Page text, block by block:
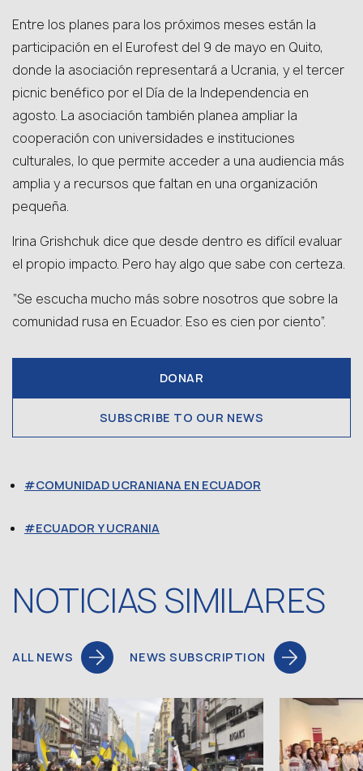
Entre los planes para los próximos meses están la
participación en el Eurofest del 9 de mayo en Quito,
donde la asociación representará a Ucrania, y el tercer
picnic benéfico por el Día de la Independencia en
agosto. La asociación también planea ampliar la
cooperación con universidades e instituciones
culturales, lo que permite acceder a una audiencia más
amplia y a recursos que faltan en una organización
pequeña.
Irina Grishchuk dice que desde dentro es difícil evaluar
el propio impacto. Pero hay algo que sabe con certeza.
“Se escucha mucho más sobre nosotros que sobre la
comunidad rusa en Ecuador. Eso es cien por ciento”.
DONAR
SUBSCRIBE TO OUR NEWS
COMUNIDAD UCRANIANA EN ECUADOR
ECUADOR Y UCRANIA
NOTICIAS SIMILARES
ALL NEWS NEWS SUBSCRIPTION